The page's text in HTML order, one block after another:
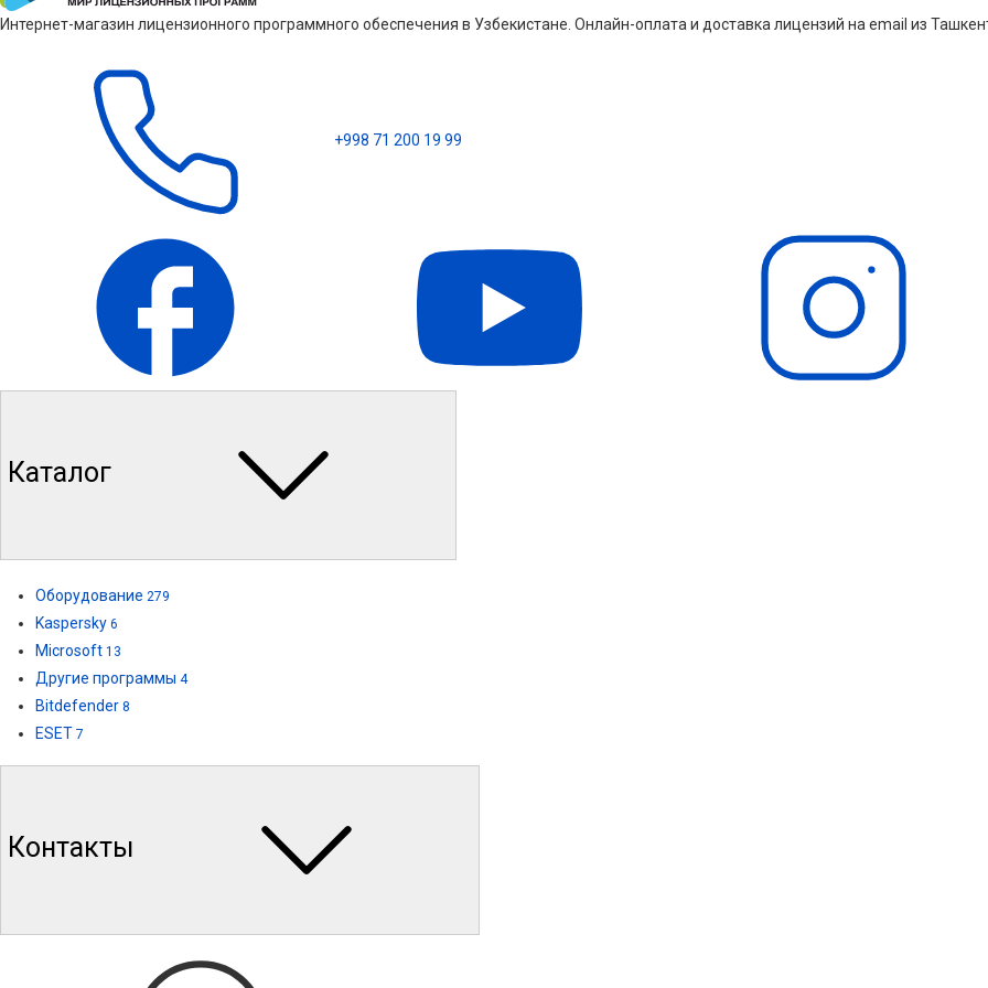
Интернет-магазин лицензионного программного обеспечения в Узбекистане. Онлайн-оплата и доставка лицензий на email из
+998 71 200 19 99
Каталог
Оборудование 279
Kaspersky 6
Microsoft 13
Другие программы 4
Bitdefender 8
ESET 7
Контакты